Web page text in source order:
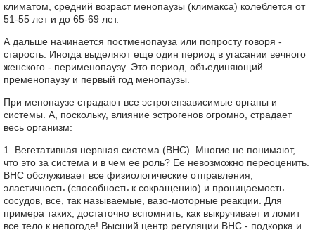
климатом, средний возраст менопаузы (климакса) колеблется от
51-55 лет и до 65-69 лет.
А дальше начинается постменопауза или попросту говоря -
старость. Иногда выделяют еще один период в угасании вечного
женского - перименопаузу. Это период, объединяющий
пременопаузу и первый год менопаузы.
При менопаузе страдают все эстрогензависимые органы и
системы. А, поскольку, влияние эстрогенов огромно, страдает
весь организм:
1. Вегетативная нервная система (ВНС). Многие не понимают,
что это за система и в чем ее роль? Ее невозможно переоценить.
ВНС обслуживает все физиологические отправления,
эластичность (способность к сокращению) и проницаемость
сосудов, все, так называемые, вазо-моторные реакции. Для
примера таких, достаточно вспомнить, как выкручивает и ломит
все тело к непогоде! Высший центр регуляции ВНС - подкорка и